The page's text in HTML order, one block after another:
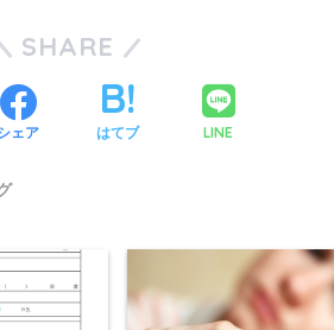
SHARE
ェア はてブ LINE